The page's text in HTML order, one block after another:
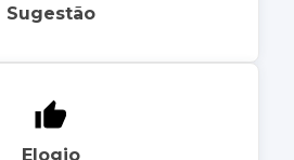
Sugestão
Elogio